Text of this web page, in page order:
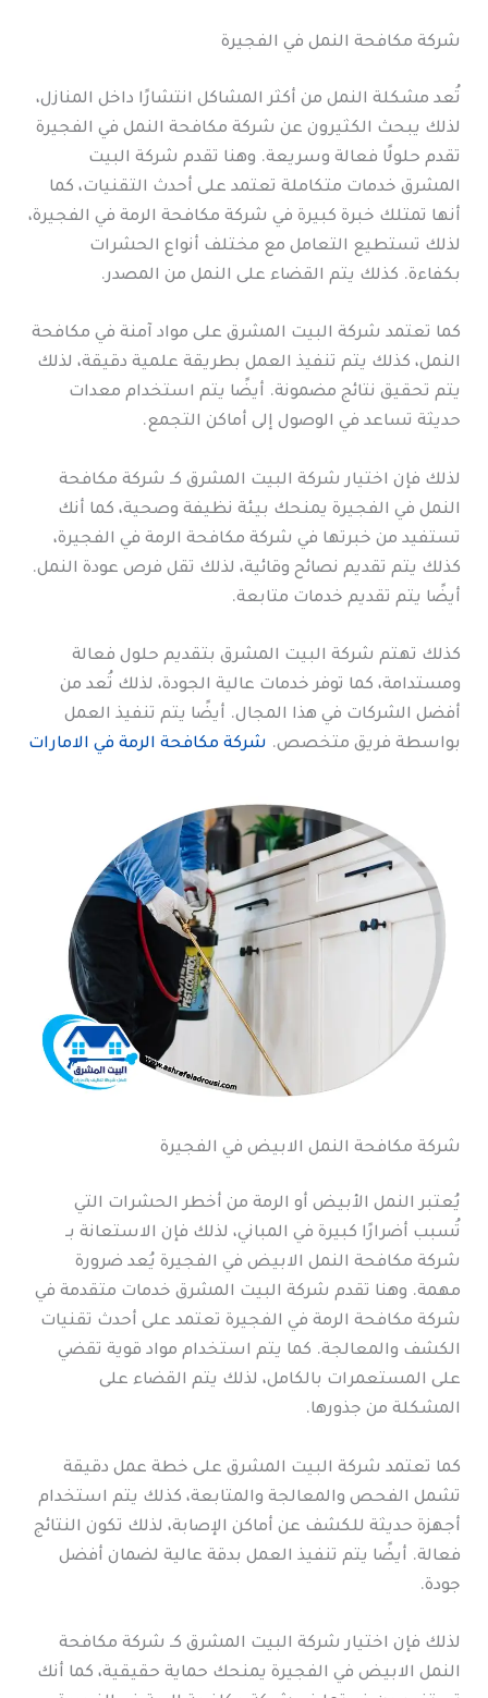
شركة مكافحة النمل في الفجيرة
تُعد مشكلة النمل من أكثر المشاكل انتشارًا داخل المنازل،
لذلك يبحث الكثيرون عن شركة مكافحة النمل في الفجيرة
تقدم حلولًا فعالة وسريعة. وهنا تقدم شركة البيت
المشرق خدمات متكاملة تعتمد على أحدث التقنيات، كما
أنها تمتلك خبرة كبيرة في شركة مكافحة الرمة في الفجيرة،
لذلك تستطيع التعامل مع مختلف أنواع الحشرات
بكفاءة. كذلك يتم القضاء على النمل من المصدر.
كما تعتمد شركة البيت المشرق على مواد آمنة في مكافحة
النمل، كذلك يتم تنفيذ العمل بطريقة علمية دقيقة، لذلك
يتم تحقيق نتائج مضمونة. أيضًا يتم استخدام معدات
حديثة تساعد في الوصول إلى أماكن التجمع.
لذلك فإن اختيار شركة البيت المشرق كـ شركة مكافحة
النمل في الفجيرة يمنحك بيئة نظيفة وصحية، كما أنك
تستفيد من خبرتها في شركة مكافحة الرمة في الفجيرة،
كذلك يتم تقديم نصائح وقائية، لذلك تقل فرص عودة النمل.
أيضًا يتم تقديم خدمات متابعة.
كذلك تهتم شركة البيت المشرق بتقديم حلول فعالة
ومستدامة، كما توفر خدمات عالية الجودة، لذلك تُعد من
أفضل الشركات في هذا المجال. أيضًا يتم تنفيذ العمل
بواسطة فريق متخصص. شركة مكافحة الرمة في الامارات
شركة مكافحة النمل الابيض في الفجيرة
يُعتبر النمل الأبيض أو الرمة من أخطر الحشرات التي
تُسبب أضرارًا كبيرة في المباني، لذلك فإن الاستعانة بـ
شركة مكافحة النمل الابيض في الفجيرة يُعد ضرورة
مهمة. وهنا تقدم شركة البيت المشرق خدمات متقدمة في
شركة مكافحة الرمة في الفجيرة تعتمد على أحدث تقنيات
الكشف والمعالجة. كما يتم استخدام مواد قوية تقضي
على المستعمرات بالكامل، لذلك يتم القضاء على
المشكلة من جذورها.
كما تعتمد شركة البيت المشرق على خطة عمل دقيقة
تشمل الفحص والمعالجة والمتابعة، كذلك يتم استخدام
أجهزة حديثة للكشف عن أماكن الإصابة، لذلك تكون النتائج
فعالة. أيضًا يتم تنفيذ العمل بدقة عالية لضمان أفضل
جودة.
لذلك فإن اختيار شركة البيت المشرق كـ شركة مكافحة
النمل الابيض في الفجيرة يمنحك حماية حقيقية، كما أنك